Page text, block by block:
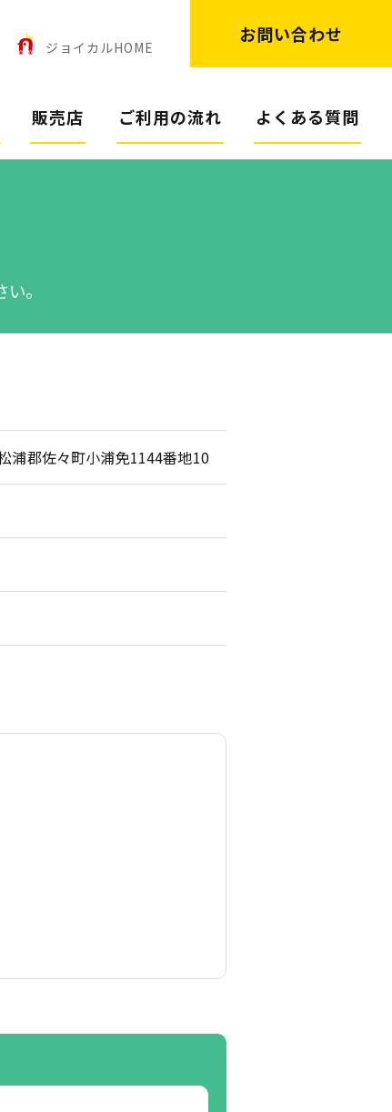
ジョイカルHOME
お問い合わせ
販売店 ご利用の流れ よくある質問
。
郡佐々町小浦免1144番地10